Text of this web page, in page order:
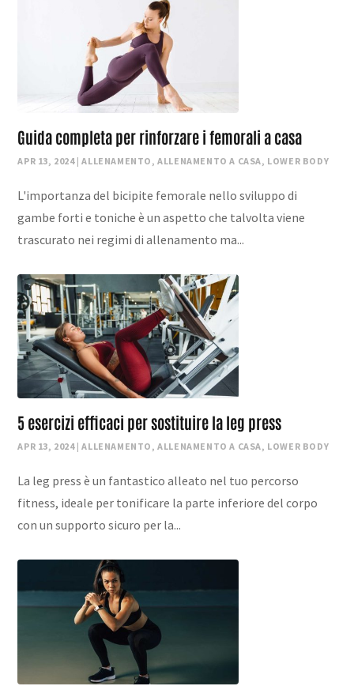
Guida completa per rinforzare i femorali a casa
APR 13, 2024|ALLENAMENTO ,ALLENAMENTO A CASA, LOWER BODY
L'importanza del bicipite femorale nello sviluppo di
gambe forti e toniche è un aspetto che talvolta viene
trascurato nei regimi di allenamento ma...
5 esercizi efficaci per sostituire la leg press
APR 13, 2024|ALLENAMENTO ,ALLENAMENTO A CASA, LOWER BODY
La leg press è un fantastico alleato nel tuo percorso
fitness, ideale per tonificare la parte inferiore del corpo
con un supporto sicuro per la...